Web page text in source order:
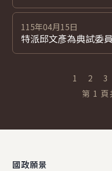
115年04月15日
特派邱文彥為典試委
1 2 3
第 1 頁
國政願景